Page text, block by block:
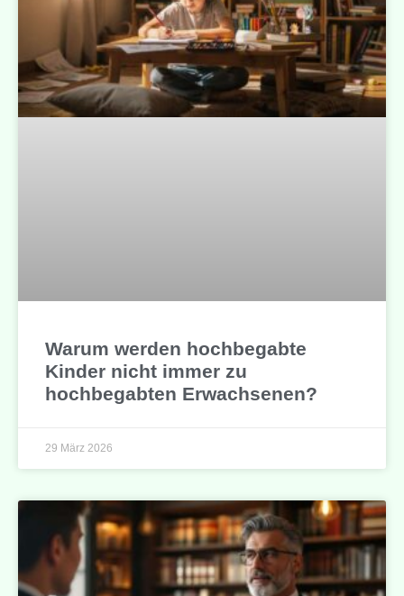
Warum werden hochbegabte
Kinder nicht immer zu
hochbegabten Erwachsenen?
29 März 2026